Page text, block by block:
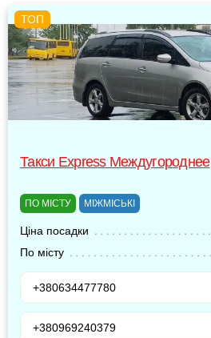
Такси Express Междугороднее
ПО МІСТУ МІЖМІСЬКІ
Ціна посадки
По місту
+380634477780
+380969240379